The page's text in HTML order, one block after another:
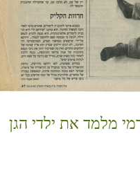
מלמד את ילדי הגן